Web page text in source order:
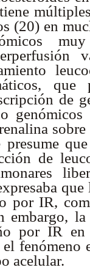
(20) en
de
presume
de
por IR,
embargo,
por IR
fenómeno
acelular.